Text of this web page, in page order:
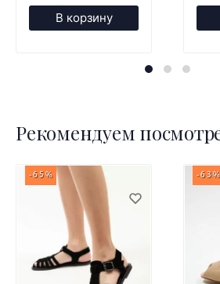
В корзину
Рекомендуем
-65% -63%